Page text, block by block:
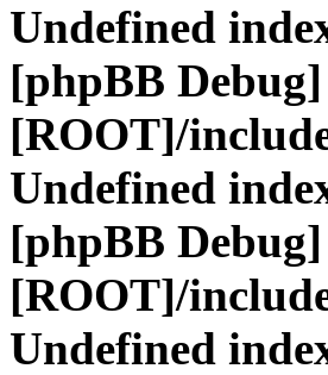
Undefined
[phpBB
[ROOT]/
Undefined
[phpBB
[ROOT]/
Undefined